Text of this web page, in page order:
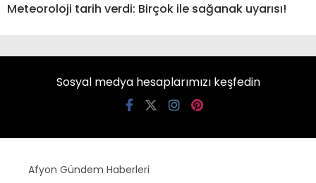
Meteoroloji tarih verdi: Birçok ile sağanak uyarısı!
Sosyal medya hesaplarımızı keşfedin
Afyon Gündem Haberleri